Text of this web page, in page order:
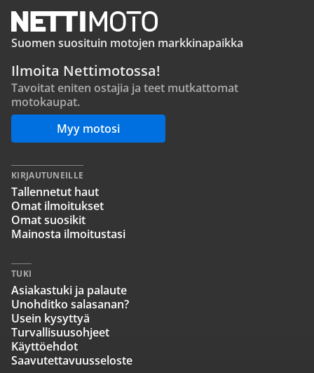
Suomen suosituin motojen markkinapaikka
Ilmoita Nettimotossa!
Tavoitat eniten ostajia ja teet mutkattomat
motokaupat.
Myy motosi
KIRJAUTUNEILLE
Tallennetut haut
Omat ilmoitukset
Omat suosikit
Mainosta ilmoitustasi
TUKI
Asiakastuki ja palaute
Unohditko salasanan?
Usein kysyttyä
Turvallisuusohjeet
Käyttöehdot
Saavutettavuusseloste